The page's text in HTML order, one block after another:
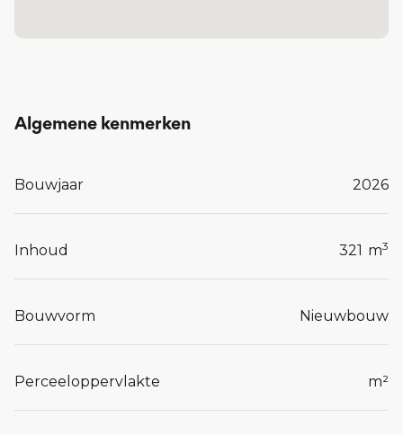
Lees meer...
Algemene kenmerken
Bouwjaar 2026
Inhoud 321 m3
Bouwvorm Nieuwbouw
Perceeloppervlakte m²